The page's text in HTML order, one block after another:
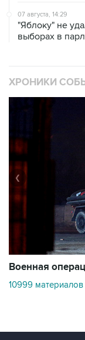
07 августа, 14:29
"Яблоку" не
выборах в
ХРОНИКИ
Военная
10999 материалов
❮